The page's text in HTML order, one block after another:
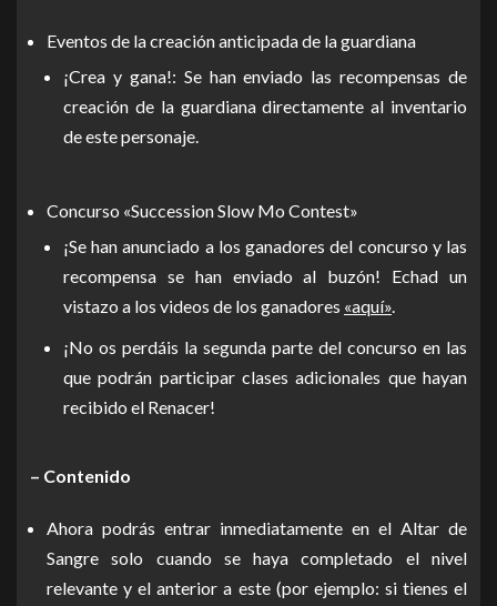
Eventos de la creación anticipada de la guardiana
¡Crea y gana!: Se han enviado las recompensas de
creación de la guardiana directamente al inventario
de este personaje.
Concurso «Succession Slow Mo Contest»
¡Se han anunciado a los ganadores del concurso y las
recompensa se han enviado al buzón! Echad un
vistazo a los videos de los ganadores «aquí».
¡No os perdáis la segunda parte del concurso en las
que podrán participar clases adicionales que hayan
recibido el Renacer!
– Contenido
Ahora podrás entrar inmediatamente en el Altar de
Sangre solo cuando se haya completado el nivel
relevante y el anterior a este (por ejemplo: si tienes el